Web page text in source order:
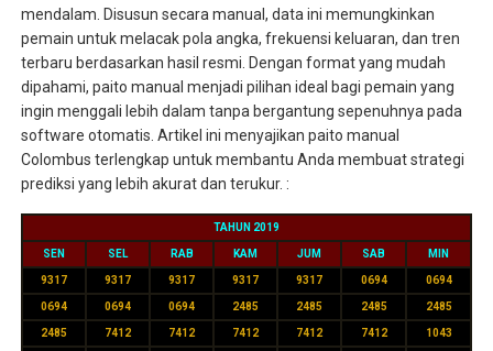
mendalam. Disusun secara manual, data ini memungkinkan
pemain untuk melacak pola angka, frekuensi keluaran, dan tren
terbaru berdasarkan hasil resmi. Dengan format yang mudah
dipahami, paito manual menjadi pilihan ideal bagi pemain yang
ingin menggali lebih dalam tanpa bergantung sepenuhnya pada
software otomatis. Artikel ini menyajikan paito manual
Colombus terlengkap untuk membantu Anda membuat strategi
prediksi yang lebih akurat dan terukur. :
TAHUN 2019
SEN SEL RAB KAM JUM SAB MIN
9317 9317 9317 9317 9317 0694 0694
0694 0694 0694 2485 2485 2485 2485
2485 7412 7412 7412 7412 7412 1043